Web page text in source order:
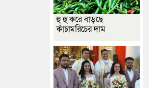
হু হু করে বাড়ছে
কাঁচামরিচের দাম